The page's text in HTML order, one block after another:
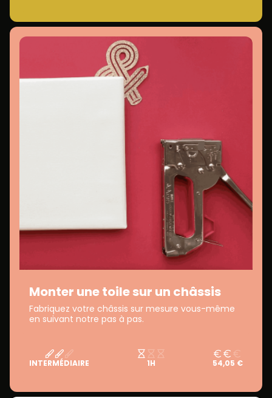
Monter une toile sur un châssis
Fabriquez votre châssis sur mesure vous-même
en suivant notre pas à pas.
INTERMÉDIAIRE 1H 54,05 €